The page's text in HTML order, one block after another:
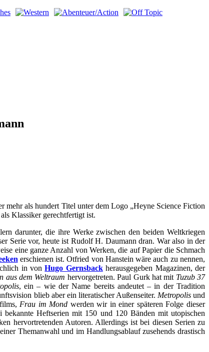
mehr als hundert Titel unter dem Logo „Heyne Science Fiction
Klassiker gerechtfertigt ist.
darunter, die ihre Werke zwischen den beiden Weltkriegen
Serie vor, heute ist Rudolf H. Daumann dran. War also in der
eine ganze Anzahl von Werken, die auf Papier die Schmach
erschienen ist. Otfried von Hanstein wäre auch zu nennen,
in vonHugo Gernsbackherausgegeben Magazinen, der
aus dem Weltraum hervorgetreten. Paul Gurk hat mit Tuzub 37
, ein – wie der Name bereits andeutet – in der Tradition
blieb aber ein literatischer Außenseiter. Metropolisund
Frau im Mond werden wir in einer späteren Folge dieser
bekannte Heftserien mit 150 und 120 Bänden mit utopischen
hervortretenden Autoren. Allerdings ist bei diesen Serien zu
Themanwahl und im Handlungsablauf zusehends drastisch